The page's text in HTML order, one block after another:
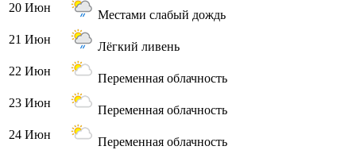
20 Июн
Местами слабый дождь
21 Июн
Лёгкий ливень
22 Июн
Переменная облачность
23 Июн
Переменная облачность
24 Июн
Переменная облачность